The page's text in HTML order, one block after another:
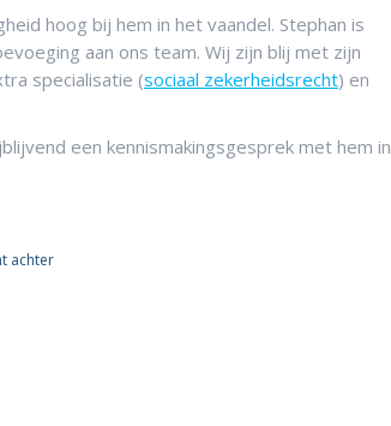
hoog bij hem in het vaandel. Stephan is
aan ons team. Wij zijn blij met zijn
specialisatie (sociaal zekerheidsrecht) en
een kennismakingsgesprek met hem in
achter